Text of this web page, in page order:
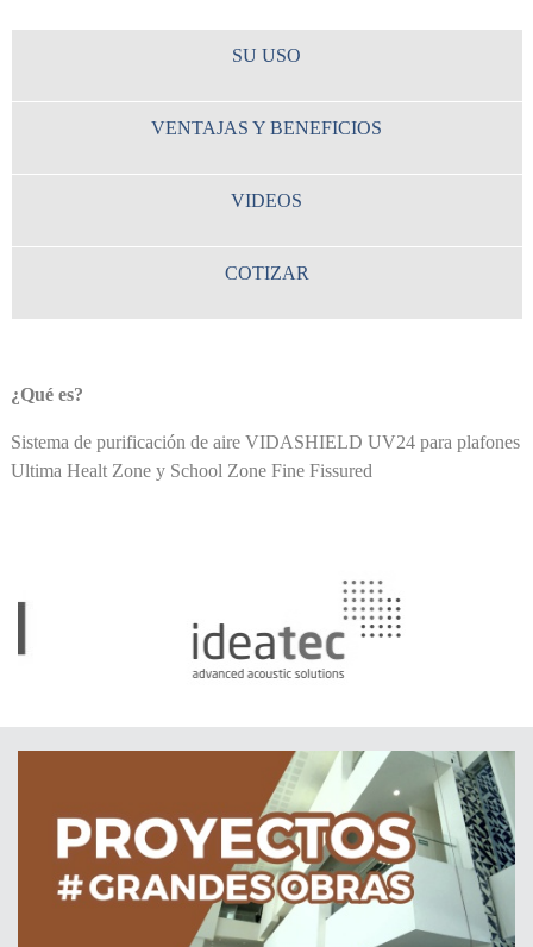
SU USO
VENTAJAS Y BENEFICIOS
VIDEOS
COTIZAR
¿Qué es?
Sistema de purificación de aire VIDASHIELD UV24 para plafones
Ultima Healt Zone y School Zone Fine Fissured